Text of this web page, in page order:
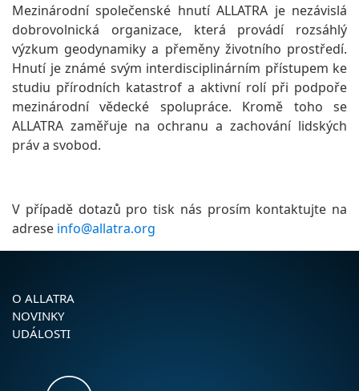
Mezinárodní společenské hnutí ALLATRA je nezávislá
dobrovolnická organizace, která provádí rozsáhlý
výzkum geodynamiky a přeměny životního prostředí.
Hnutí je známé svým interdisciplinárním přístupem ke
studiu přírodních katastrof a aktivní rolí při podpoře
mezinárodní vědecké spolupráce. Kromě toho se
ALLATRA zaměřuje na ochranu a zachování lidských
práv a svobod.
V případě dotazů pro tisk nás prosím kontaktujte na
adrese info@allatra.org
O ALLATRA
NOVINKY
UDÁLOSTI